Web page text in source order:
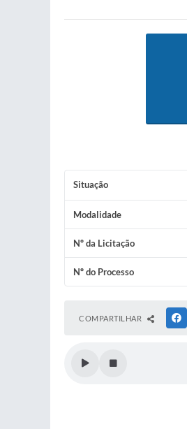
Situação
Modalidade
Nº da Licitação
Nº do Processo
COMPARTILHAR